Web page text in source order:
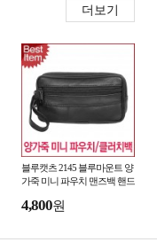
더보기
블루캣츠 2145 블루마운트 양
가죽 미니 파우치 맨즈백 핸드
4,800원